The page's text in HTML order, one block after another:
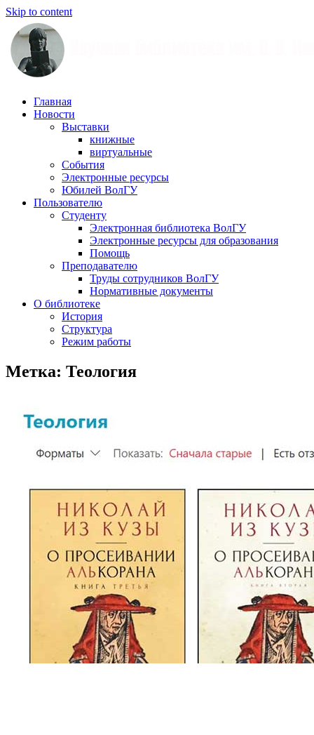
Skip to content
Научная
библиотека
Иншакова
Главная
Новости
Выставки
книжные
виртуальные
События
Электронные ресурсы
Юбилей ВолГУ
Пользователю
Студенту
Электронная библиотека ВолГУ
Электронные ресурсы для образования
Помощь
Преподавателю
Труды сотрудников ВолГУ
Нормативные документы
О библиотеке
История
Структура
Режим работы
Метка: Теология